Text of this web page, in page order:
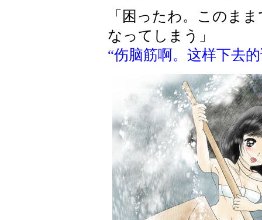
「困ったわ。このま
なってしまう」
“伤脑筋啊。这样下去